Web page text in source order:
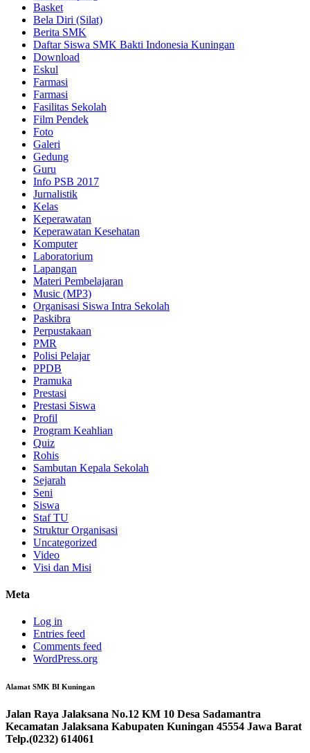
Basket
Bela Diri (Silat)
Berita SMK
Daftar Siswa SMK Bakti Indonesia Kuningan
Download
Eskul
Farmasi
Farmasi
Fasilitas Sekolah
Film Pendek
Foto
Galeri
Gedung
Guru
Info PSB 2017
Jurnalistik
Kelas
Keperawatan
Keperawatan Kesehatan
Komputer
Laboratorium
Lapangan
Materi Pembelajaran
Music (MP3)
Organisasi Siswa Intra Sekolah
Paskibra
Perpustakaan
PMR
Polisi Pelajar
PPDB
Pramuka
Prestasi
Prestasi Siswa
Profil
Program Keahlian
Quiz
Rohis
Sambutan Kepala Sekolah
Sejarah
Seni
Siswa
Staf TU
Struktur Organisasi
Uncategorized
Video
Visi dan Misi
Meta
Log in
Entries feed
Comments feed
WordPress.org
Alamat SMK BI Kuningan
Jalan Raya Jalaksana No.12 KM 10 Desa Sadamantra
Kecamatan Jalaksana Kabupaten Kuningan 45554 Jawa Barat
Telp.(0232) 614061